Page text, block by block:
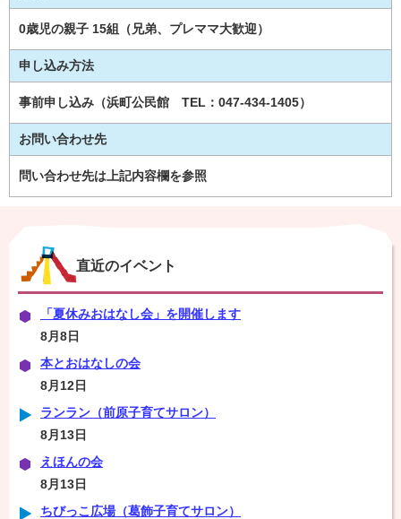
0歳児の親子 15組（兄弟、プレママ大歓迎）
申し込み方法
事前申し込み（浜町公民館 TEL：047-434-1405）
お問い合わせ先
問い合わせ先は上記内容欄を参照
直近のイベント
「夏休みおはなし会」を開催します
8月8日
本とおはなしの会
8月12日
ランラン（前原子育てサロン）
8月13日
えほんの会
8月13日
ちびっこ広場（葛飾子育てサロン）